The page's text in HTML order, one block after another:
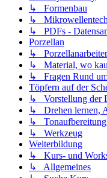
↳ Formenbau
↳
↳ PDFs -
Porzellan
↳
↳ Material, wo
↳ Fragen Rund
Töpfern auf der
↳ Vorstellung der
↳ Drehen lernen,
↳
↳ Werkzeug
Weiterbildung
↳ Kurs- und
↳ Allgemeines